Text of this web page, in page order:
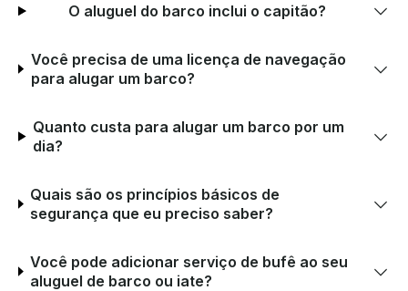
O aluguel do barco inclui o capitão?
Você precisa de uma licença de navegação
para alugar um barco?
Quanto custa para alugar um barco por um
dia?
Quais são os princípios básicos de
segurança que eu preciso saber?
Você pode adicionar serviço de bufê ao seu
aluguel de barco ou iate?